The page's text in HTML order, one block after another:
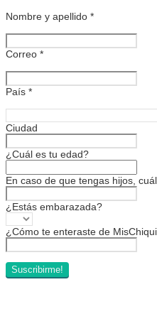
Nombre y apellido *
Correo *
País *
Ciudad
¿Cuál es tu edad?
En caso de que tengas hijos,
¿Estás embarazada?
¿Cómo te enteraste de